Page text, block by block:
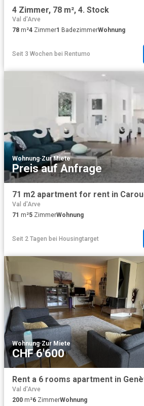
4 Zimmer, 78 m², 4. Stock
Val d'Arve
78 m²4 Zimmer1 BadezimmerWohnung
Seit 3 Wochen bei Rentumo
Wohnung·Zur Miete
Preis auf Anfrage
71 m2 apartment for rent in
Val d'Arve
71 m²5 ZimmerWohnung
Seit 2 Tagen bei Housingtarget
Wohnung·Zur Miete
CHF 6'600
Rent a 6 rooms apartment in
Val d'Arve
200 m²6 ZimmerWohnung